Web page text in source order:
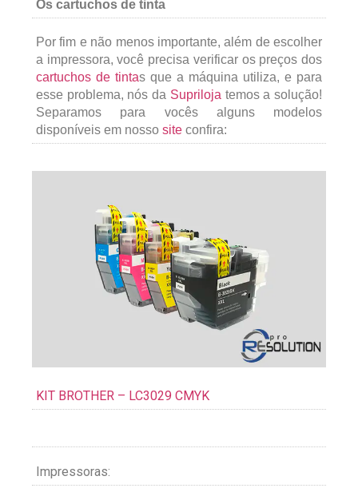
Os cartuchos de tinta
Por fim e não menos importante, além de escolher
a impressora, você precisa verificar os preços dos
cartuchos de tintas que a máquina utiliza, e para
esse problema, nós da Supriloja temos a solução!
Separamos para vocês alguns modelos
disponíveis em nosso site confira:
KIT BROTHER – LC3029 CMYK
Impressoras: